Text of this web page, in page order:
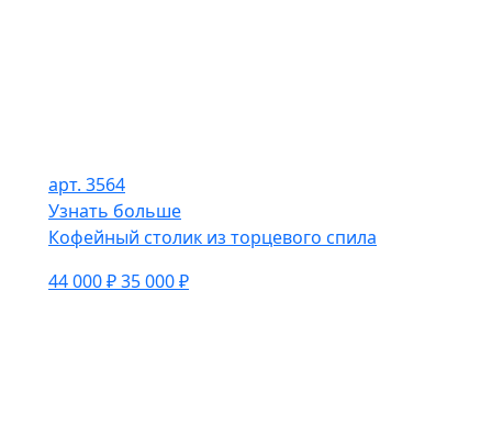
арт. 3564
Узнать больше
Кофейный столик из торцевого спила
44 000 ₽35 000 ₽